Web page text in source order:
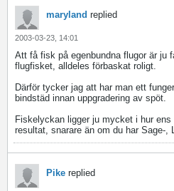
maryland replied
2003-03-23, 14:01
Att få fisk på egenbundna flugor är ju
flugfisket, alldeles förbaskat roligt.
Därför tycker jag att har man ett
bindstäd innan uppgradering av spöt.
Fiskelyckan ligger ju mycket i hur
resultat, snarare än om du har Sage-,
Pike replied